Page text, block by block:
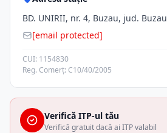
BD. UNIRII, nr. 4, Buzau, jud. Buzau
[email protected]
CUI: 1154830
Reg. Comerț: C10/40/2005
Verifică ITP-ul tău
Verifică gratuit dacă ai ITP valabil